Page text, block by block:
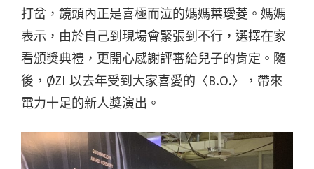
打岔，鏡頭內正是喜極而泣的媽媽葉璦菱。媽媽
表示，由於自己到現場會緊張到不行，選擇在家
看頒獎典禮，更開心感謝評審給兒子的肯定。隨
後，ØZI 以去年受到大家喜愛的〈B.O.〉，帶來
電力十足的新人獎演出。